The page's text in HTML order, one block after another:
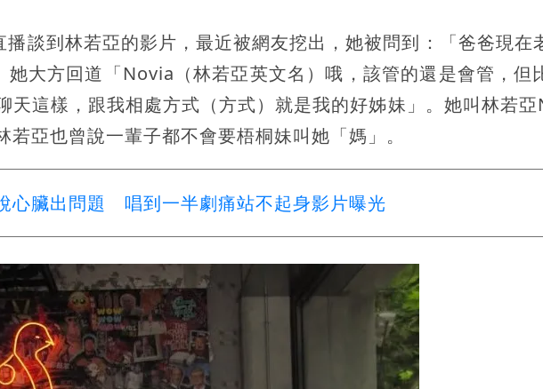
談到林若亞的影片，最近被網友挖出，她被問到：「爸爸現在
大方回道「Novia（林若亞英文名）哦，該管的還是會管，但
天這樣，跟我相處方式（方式）就是我的好姊妹」。她叫林若亞
亞也曾說一輩子都不會要梧桐妹叫她「媽」。
心臟出問題 唱到一半劇痛站不起身影片曝光